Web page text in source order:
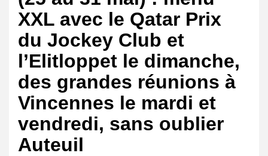
XXL avec le Qatar Prix
du Jockey Club et
l’Elitloppet le dimanche,
des grandes réunions à
Vincennes le mardi et
vendredi, sans oublier
Auteuil